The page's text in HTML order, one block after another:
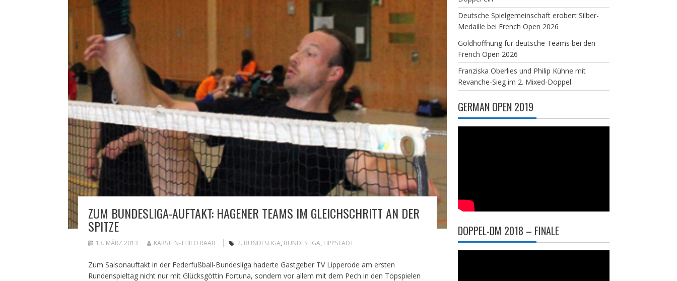
ZUM BUNDESLIGA-AUFTAKT: HAGENER TEAMS IM GLEICHSCHRITT AN DER
SPITZE
13. MÄRZ 2013 KARSTEN-THILO RAAB 2. BUNDESLIGA, BUNDESLIGA, LIPPSTADT
Zum Saisonauftakt in der Federfußball-Bundesliga haderte Gastgeber TV Lipperode am ersten
Rundenspieltag nicht nur mit Glücksgöttin Fortuna, sondern vor allem mit dem Pech in den Topspielen
Deutsche Spielgemeinschaft erobert Silber-
Medaille bei French Open 2026
Goldhoffnung für deutsche Teams bei den
French Open 2026
Franziska Oberlies und Philip Kühne mit
Revanche-Sieg im 2. Mixed-Doppel
GERMAN OPEN 2019
DOPPEL-DM 2018 – FINALE